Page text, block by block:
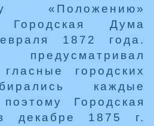
«Положению»
Городская Дума
1872 года.
городских
каждые
Городская
декабре 1875 г.